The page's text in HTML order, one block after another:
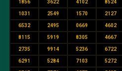
1856 3622 4102 8524
1031 2549 1570 2127
6532 2495 0669 4602
8115 5919 8305 4667
2735 9914 5236 6722
6291 5284 7103 5272